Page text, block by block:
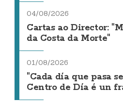
04/08/2026
Cartas ao Director:
da Costa da Morte"
01/08/2026
"Cada día que pasa
Centro de Día é un